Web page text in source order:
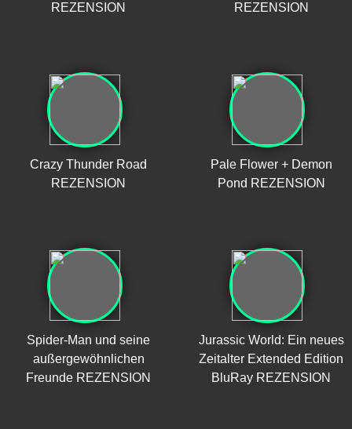
REZENSION
REZENSION
Crazy Thunder Road
REZENSION
Pale Flower + Demon
Pond REZENSION
Spider-Man und seine
außergewöhnlichen
Freunde REZENSION
Jurassic World: Ein neues
Zeitalter Extended Edition
BluRay REZENSION